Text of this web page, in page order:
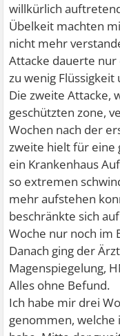
willkürlich
Übelkeit machten
nicht mehr
Attacke dauerte nur
zu wenig
Die zweite Attacke,
geschützten zone,
Wochen nach der
zweite hielt für eine
ein Krankenhaus
so extremen
mehr aufstehen
beschränkte sich
Woche nur noch im
Danach ging der
Magenspiegelung,
Alles ohne Befund.
Ich habe mir drei
genommen, welche